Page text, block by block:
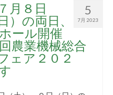
5
7月 2023
月８日
）の両日、
ール開催
農業機械総合
ェア２０２